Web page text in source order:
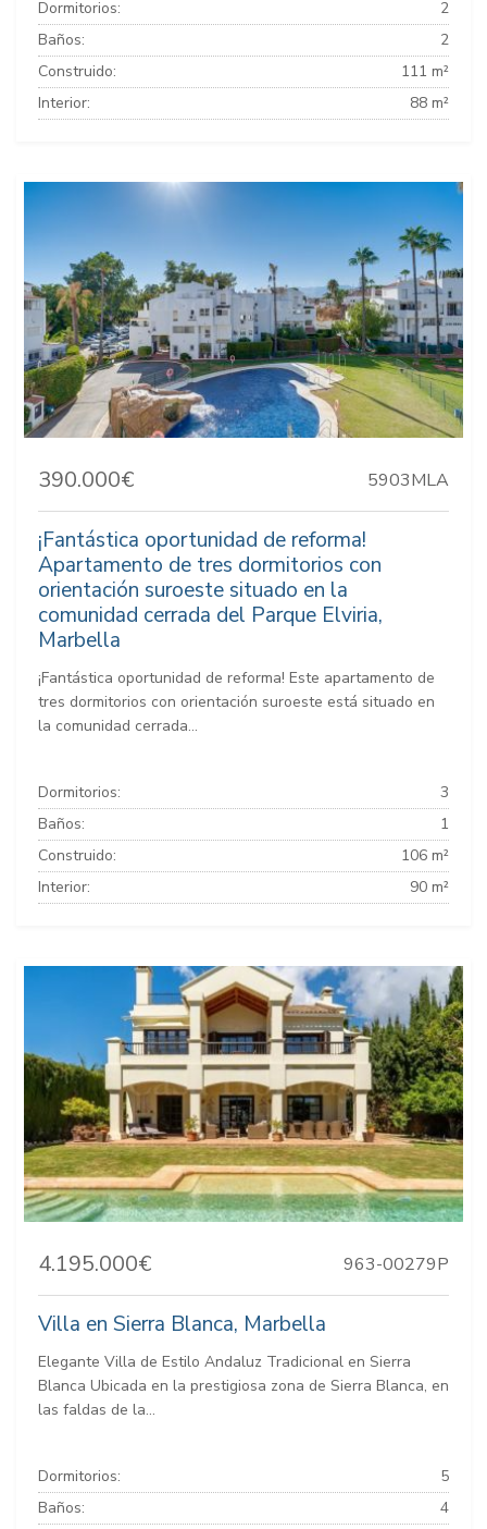
Dormitorios:
2
Baños:
2
Construido:
111 m²
Interior:
88 m²
390.000€ 5903MLA
¡Fantástica oportunidad de reforma!
Apartamento de tres dormitorios con
orientación suroeste situado en la
comunidad cerrada del Parque Elviria,
Marbella
¡Fantástica oportunidad de reforma! Este apartamento de
tres dormitorios con orientación suroeste está situado en
la comunidad cerrada...
Dormitorios:
3
Baños:
1
Construido:
106 m²
Interior:
90 m²
4.195.000€ 963-00279P
Villa en Sierra Blanca, Marbella
Elegante Villa de Estilo Andaluz Tradicional en Sierra
Blanca Ubicada en la prestigiosa zona de Sierra Blanca, en
las faldas de la...
Dormitorios:
5
Baños:
4